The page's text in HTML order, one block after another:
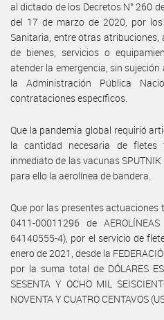
al dictado de los Decretos N° 260
del 17 de marzo de 2020, por
Sanitaria, entre otras
de bienes, servicios o
atender la emergencia, sin
la Administración Pública
contrataciones específicos.
Que la pandemia global requirió
la cantidad necesaria de
inmediato de las vacunas
para ello la aerolínea de bandera.
Que por las presentes actuaciones
0411-00011296 de
64140555-4), por el servicio de
enero de 2021, desde la
por la suma total de DÓLARES
SESENTA Y OCHO MIL
NOVENTA Y CUATRO CENTAVOS